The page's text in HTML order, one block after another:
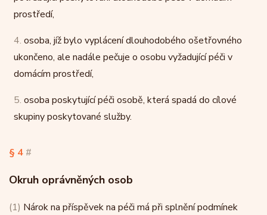
prostředí,
4. osoba, jíž bylo vyplácení dlouhodobého ošetřovného
ukončeno, ale nadále pečuje o osobu vyžadující péči v
domácím prostředí,
5. osoba poskytující péči osobě, která spadá do cílové
skupiny poskytované služby.
§ 4 #
Okruh oprávněných osob
(1) Nárok na příspěvek na péči má při splnění podmínek